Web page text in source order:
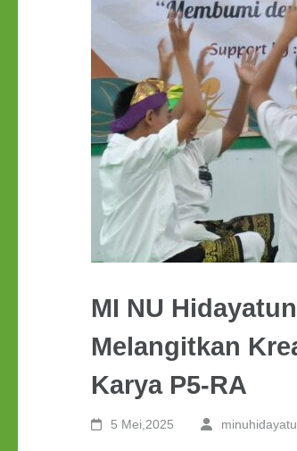
MI NU
Melangitkan
Karya P5-RA
5 Mei,2025